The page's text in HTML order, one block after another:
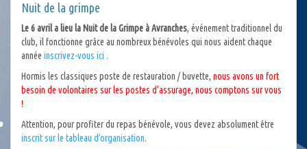
Nuit de la grimpe
Le 6 avril a lieu la Nuit de la Grimpe à Avranches, événement traditionnel du
club, il fonctionne grâce au nombreux bénévoles qui nous aident chaque
année inscrivez-vous ici .
Hormis les classiques poste de restauration / buvette, nous avons un fort
besoin de volontaires sur les postes d’assurage, nous comptons sur vous
!
Attention, pour profiter du repas bénévole, vous devez absolument être
inscrit sur le tableau d’organisation.